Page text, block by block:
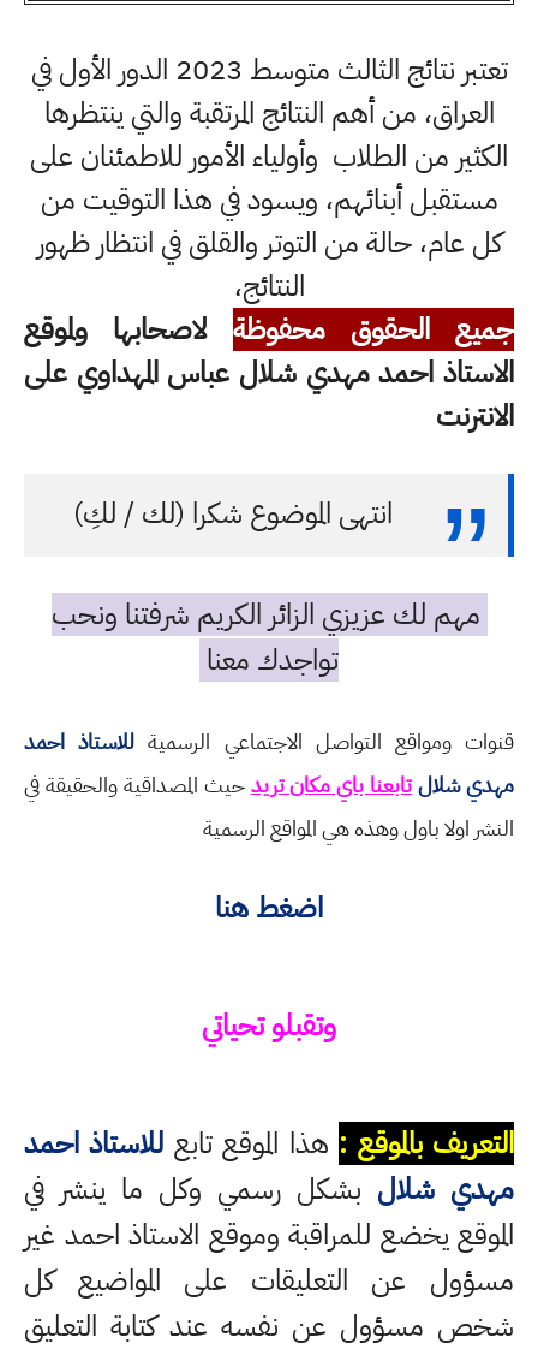
تعتبر نتائج الثالث متوسط 2023 الدور الأول في
العراق، من أهم النتائج المرتقبة والتي ينتظرها
الكثير من الطلاب وأولياء الأمور للاطمئنان على
مستقبل أبنائهم، ويسود في هذا التوقيت من
كل عام، حالة من التوتر والقلق في انتظار ظهور
النتائج،
جميع الحقوق محفوظة لاصحابها ولموقع
الاستاذ احمد مهدي شلال عباس المهداوي على
الانترنت
انتهى الموضوع شكرا (لك / لكِ)
مهم لك عزيزي الزائر الكريم شرفتنا ونحب
تواجدك معنا
قنوات ومواقع التواصل الاجتماعي الرسمية للاستاذ احمد
مهدي شلالتابعنا باي مكان تريدحيث المصداقية والحقيقة في
النشر اولا باول وهذه هي المواقع الرسمية
اضغط هنا
وتقبلو تحياتي
التعريف بالموقع : هذا الموقع تابع للاستاذ احمد
مهدي شلال بشكل رسمي وكل ما ينشر في
الموقع يخضع للمراقبة وموقع الاستاذ احمد غير
مسؤول عن التعليقات على المواضيع كل
شخص مسؤول عن نفسه عند كتابة التعليق